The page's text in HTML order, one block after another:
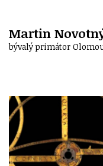
Martin
bývalý primátor